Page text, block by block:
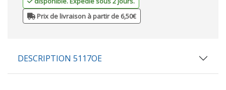
Prix de livraison à partir de 6,50€
DESCRIPTION 5117OE